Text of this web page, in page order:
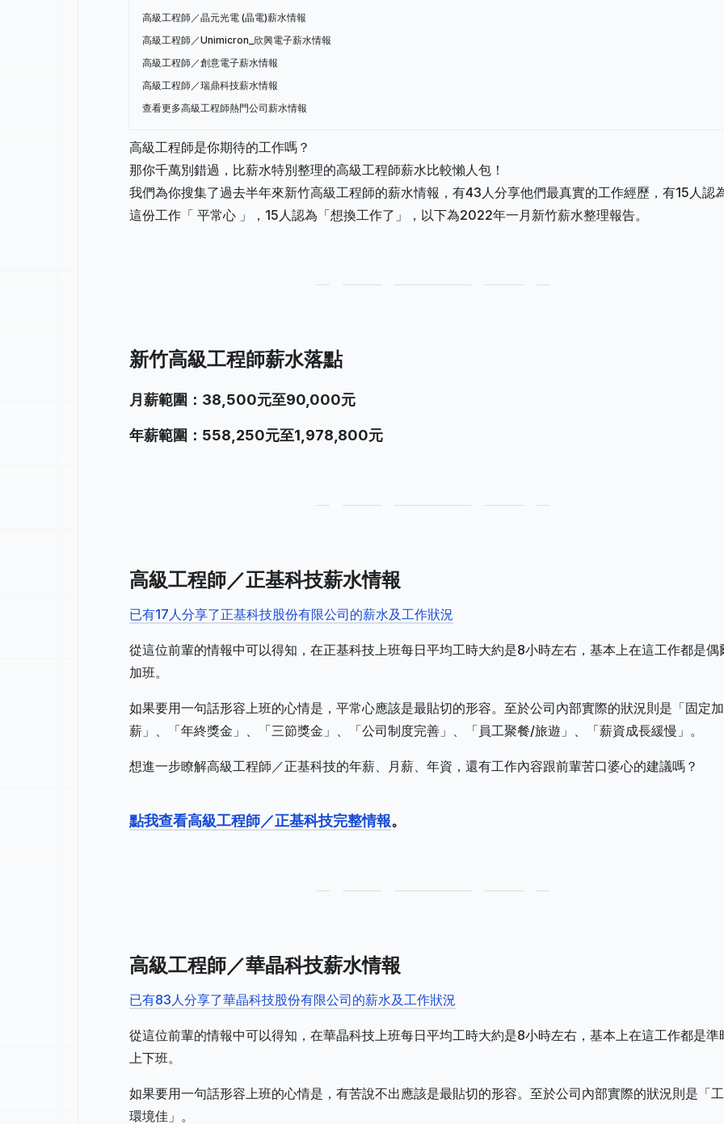
高級工程師／晶元光電 (晶電)薪水情報
高級工程師／Unimicron_欣興電子薪水情報
高級工程師／創意電子薪水情報
高級工程師／瑞鼎科技薪水情報
查看更多高級工程師熱門公司薪水情報
高級工程師是你期待的工作嗎？
那你千萬別錯過，比薪水特別整理的高級工程師薪水比較懶人包！
我們為你搜集了過去半年來新竹高級工程師的薪水情報，有43人分享他們最真實的工作經歷，有15人認
這份工作「 平常心 」，15人認為「想換工作了」，以下為2022年一月新竹薪水整理報告。
新竹高級工程師薪水落點
月薪範圍：38,500元至90,000元
年薪範圍：558,250元至1,978,800元
高級工程師／正基科技薪水情報
已有17人分享了正基科技股份有限公司的薪水及工作狀況
從這位前輩的情報中可以得知，在正基科技上班每日平均工時大約是8小時左右，基本上在這工作都是偶
加班。
如果要用一句話形容上班的心情是，平常心應該是最貼切的形容。至於公司內部實際的狀況則是「固定加
薪」、「年終獎金」、「三節獎金」、「公司制度完善」、「員工聚餐/旅遊」、「薪資成長緩慢」。
想進一步瞭解高級工程師／正基科技的年薪、月薪、年資，還有工作內容跟前輩苦口婆心的建議嗎？
點我查看高級工程師／正基科技完整情報。
高級工程師／華晶科技薪水情報
已有83人分享了華晶科技股份有限公司的薪水及工作狀況
從這位前輩的情報中可以得知，在華晶科技上班每日平均工時大約是8小時左右，基本上在這工作都是準
上下班。
如果要用一句話形容上班的心情是，有苦說不出應該是最貼切的形容。至於公司內部實際的狀況則是「
環境佳」。